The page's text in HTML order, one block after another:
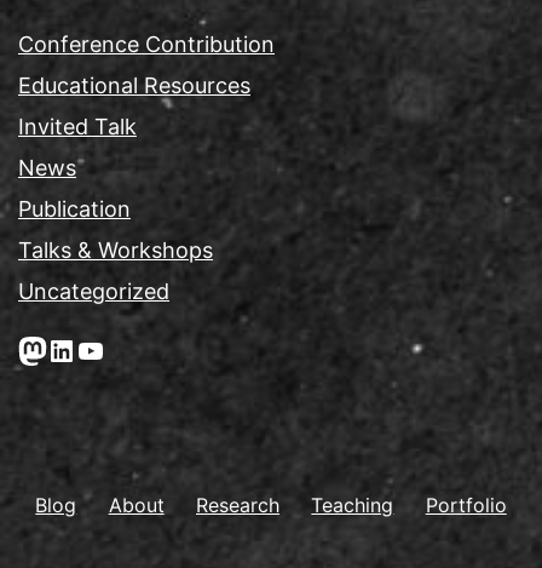
Conference Contribution
Educational Resources
Invited Talk
News
Publication
Talks & Workshops
Uncategorized
Mastodon
LinkedIn
YouTube
Blog About Research Teaching Portfolio